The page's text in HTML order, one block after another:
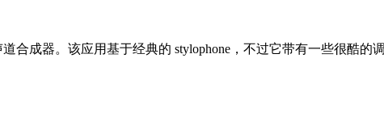
合成器。该应用基于经典的 stylophone，不过它带有一些很酷的调